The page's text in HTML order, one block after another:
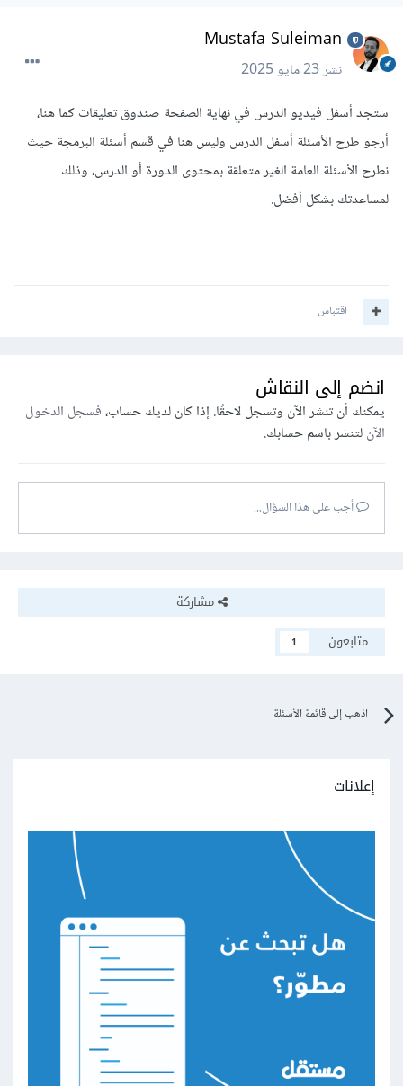
Mustafa Suleiman
نشر23 مايو 2025
ستجد أسفل فيديو الدرس في نهاية الصفحة صندوق تعليقات كما هنا،
أرجو طرح الأسئلة أسفل الدرس وليس هنا في قسم أسئلة البرمجة حيث
نطرح الأسئلة العامة الغير متعلقة بمحتوى الدورة أو الدرس، وذلك
لمساعدتك بشكل أفضل.
اقتباس
انضم إلى النقاش
يمكنك أن تنشر الآن وتسجل لاحقًا. إذا كان لديك حساب،فسجل الدخول
الآنلتنشر باسم حسابك.
أجب على هذا السؤال...
مشاركة
متابعون
1
اذهب إلى قائمة الأسئلة
إعلانات